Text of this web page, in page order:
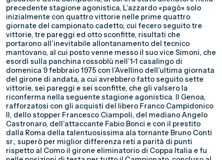
precedente stagione agonistica, L’azzardo «pagò» solo
inizialmente con quattro vittorie nelle prime quattro
giornate del campionato cadetto, cui fecero seguito tre
vittorie, tre pareggi ed otto sconfitte, risultati che
portarono all’inevitabile allontanamento del tecnico
mantovano, al cui posto venne messo il suo vice Simoni, che
esordì sulla panchina rossoblù nell’1-1 casalingo di
domenica 9 febbraio 1975 con l’Avellino dell’ultima giornata
del girone di andata, a cui avrebbero fatto seguito sette
vittorie, sei pareggi e sei sconfitte, che gli valsero la
riconferma nella seguente stagione agonistica. Il Genoa,
rafforzatosi con gli acquisti del libero Franco Campidonico
II, dello stopper Francesco Ciampoli, del mediano Angelo
Castronaro, dell’attaccante Fabio Bonci e con il prestito
dalla Roma della talentuosissima ala tornante Bruno Conti
sr., superò per miglior differenza reti a parità di punti
rispetto al Como il girone eliminatorio di Coppa Italia e fu